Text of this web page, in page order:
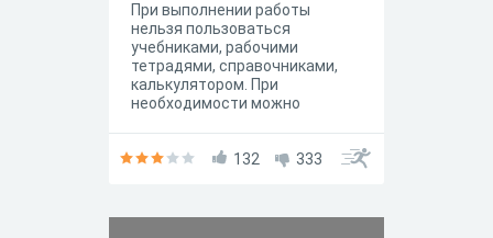
При выполнении работы
нельзя пользоваться
учебниками, рабочими
тетрадями, справочниками,
калькулятором. При
необходимости можно
132 333